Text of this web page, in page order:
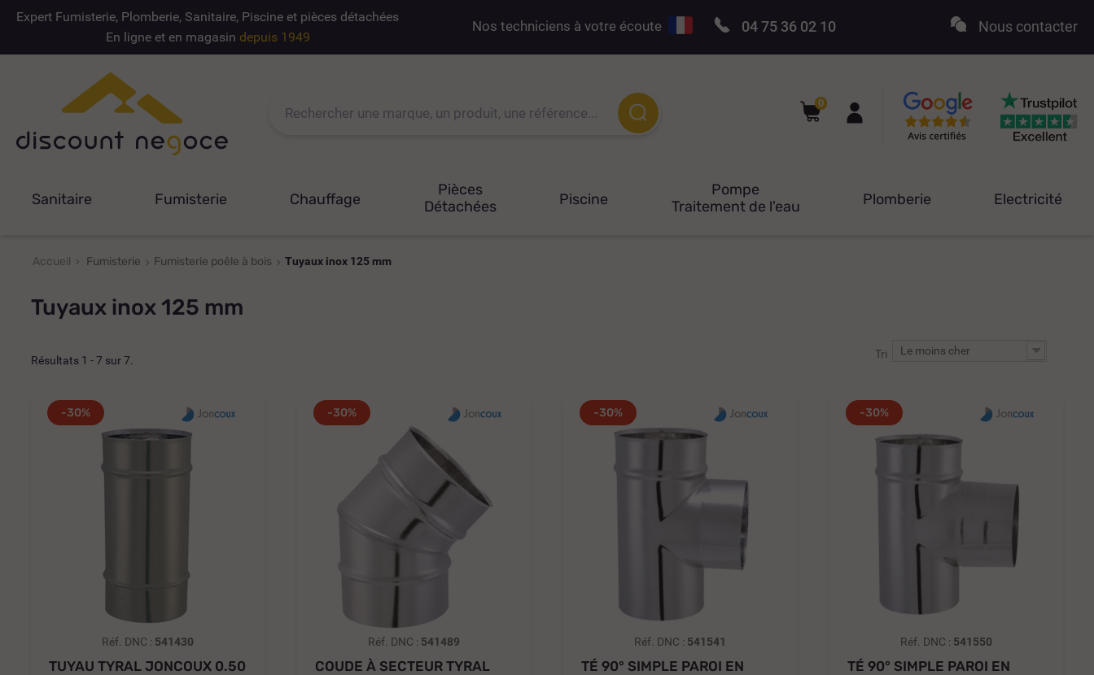
Expert Fumisterie, Plomberie, Sanitaire, Piscine et pièces détachées
En ligne et en magasin depuis 1949
Nos techniciens à votre écoute 04 75 36 02 10 Nous contacter
0
Sanitaire Fumisterie Chauffage
Pièces
Détachées
Piscine
Pompe
Traitement de l'eau
Plomberie Electricité
Accueil Fumisterie Fumisterie poêle à bois Tuyaux inox 125 mm
Tuyaux inox 125 mm
Tri Le moins cher
Résultats 1 - 7 sur 7.
-30%
Réf. DNC : 541430
TUYAU TYRAL JONCOUX 0.50
-30%
Réf. DNC : 541489
COUDE À SECTEUR TYRAL
-30%
Réf. DNC : 541541
TÉ 90° SIMPLE PAROI EN
-30%
Réf. DNC : 541550
TÉ 90° SIMPLE PAROI EN